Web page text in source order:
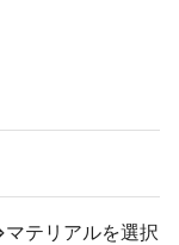
マテリアルを選択